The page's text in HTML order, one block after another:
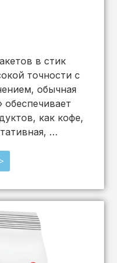
в стик
точности с
обычная
обеспечивает
как кофе,
…